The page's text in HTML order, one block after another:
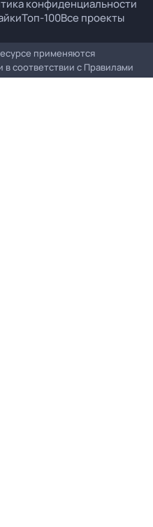
конфиденциальности
Топ-100Все проекты
применяются
соответствии с Правилами